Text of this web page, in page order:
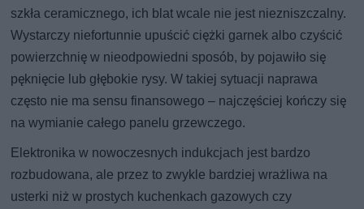
szkła ceramicznego, ich blat wcale nie jest niezniszczalny.
Wystarczy niefortunnie upuścić ciężki garnek albo czyścić
powierzchnię w nieodpowiedni sposób, by pojawiło się
pęknięcie lub głębokie rysy. W takiej sytuacji naprawa
często nie ma sensu finansowego – najczęściej kończy się
na wymianie całego panelu grzewczego.
Elektronika w nowoczesnych indukcjach jest bardzo
rozbudowana, ale przez to zwykle bardziej wrażliwa na
usterki niż w prostych kuchenkach gazowych czy